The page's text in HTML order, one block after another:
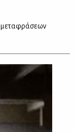
μεταφράσεων